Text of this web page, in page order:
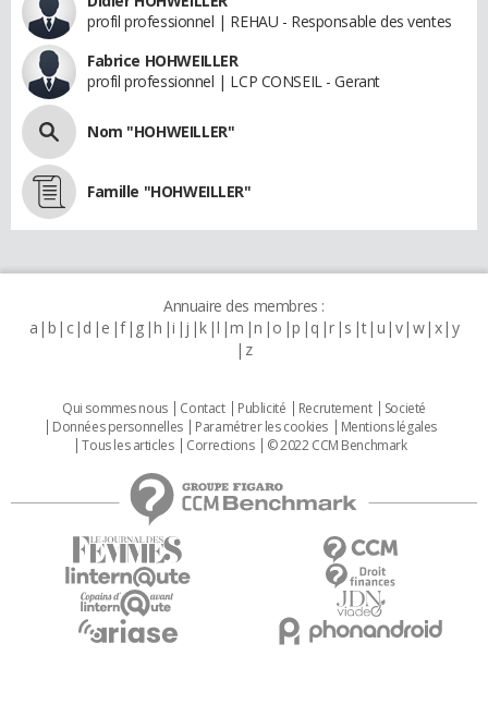
profil professionnel | REHAU - Responsable des ventes
Fabrice HOHWEILLER
profil professionnel | LCP CONSEIL - Gerant
Nom "HOHWEILLER"
Famille "HOHWEILLER"
Annuaire des membres :
a b c d e f g h i j k l m n o p q r s t u v w x y
z
Qui sommes nous Contact Publicité Recrutement
Societé
Données personnelles
Paramétrer les cookies
Mentions légales
Tous les articles
Corrections © 2022 CCM Benchmark